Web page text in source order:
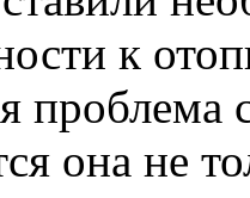
к
проблема
она не